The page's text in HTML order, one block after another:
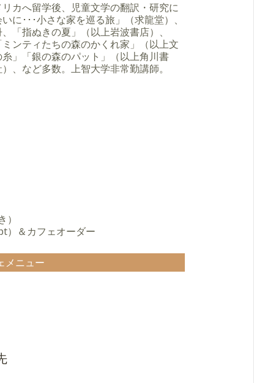
カへ留学後、児童文学の翻訳・研究に
に･･･小さな家を巡る旅」（求龍堂）、
「指ぬきの夏」（以上岩波書店）、
ンティたちの森のかくれ家」（以上文
」「銀の森のパット」（以上角川書
、など多数。上智大学非常勤講師。
）＆カフェオーダー
メニュー